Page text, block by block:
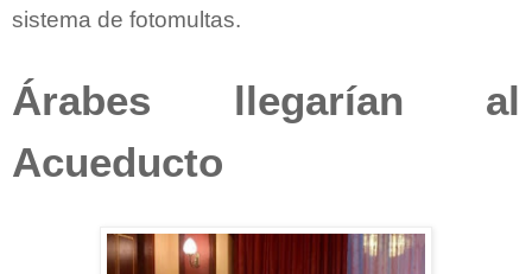
sistema de fotomultas.
Árabes llegarían al
Acueducto